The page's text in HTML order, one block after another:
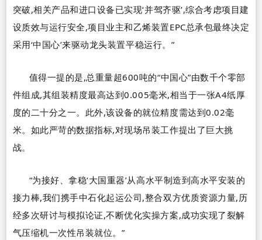
突破,相关产品和进口设备已实现‘并驾齐驱’,综合考虑项目建
设质效与运行安全,项目业主和乙烯装置EPC总承包最终决定
采用‘中国心’来驱动龙头装置平稳运行。 ”
值得一提的是,总重量超600吨的“中国心”由数千个零部
件组成,其组装精度最高达到0.005毫米,相当于一张A4纸厚
度的二十分之一。此外,该设备的就位精度需达到0.02毫
米。如此严苛的数据指标,对现场吊装工作提出了巨大挑
战。
“为接好、拿稳‘大国重器’从高水平制造到高水平安装的
接力棒,我们携手中石化起运公司,整合双方优质资源力量,历
经多次研讨与模拟论证,不断优化实操方案,成功实现了裂解
气压缩机一次性吊装就位。 ”